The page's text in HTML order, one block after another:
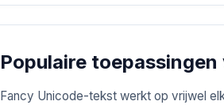
Populaire
Fancy Unicode-tekst werkt op vrijwel